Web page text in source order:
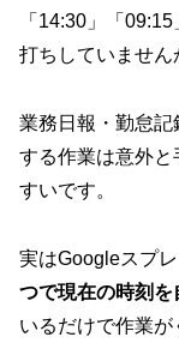
「14:30」「
打ちしていません
業務日報・勤怠記
する作業は意外
すいです。
実はGoogleスプレ
つで現在の時刻
いるだけで作業が